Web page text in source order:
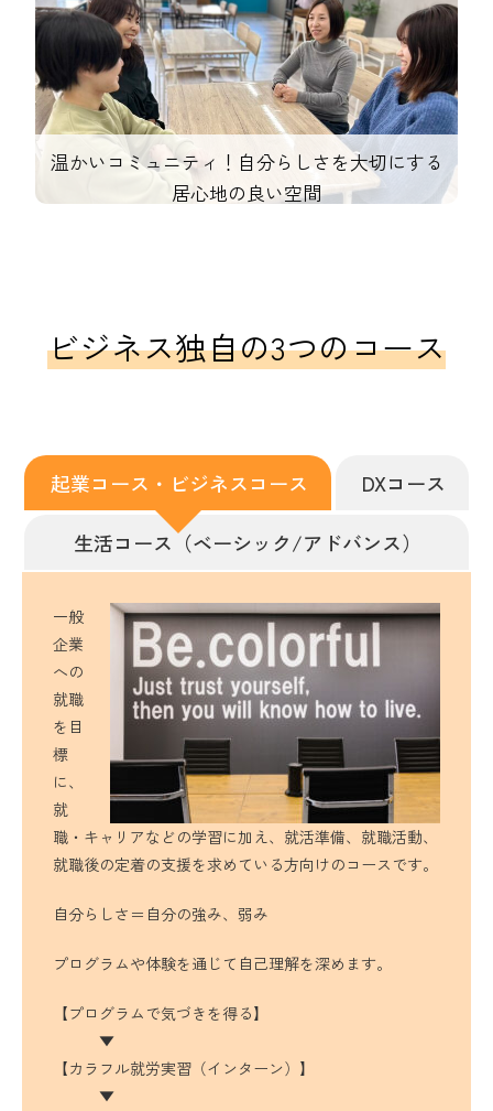
温かいコミュニティ！自分らしさを大切にする
居心地の良い空間
ビジネス独自の3つのコース
起業コース・ビジネスコース DXコース
生活コース（ベーシック/アドバンス）
一般
企業
への
就職
を目
標
に、
就
職・キャリアなどの学習に加え、就活準備、就職活動、
就職後の定着の支援を求めている方向けのコースです。
自分らしさ＝自分の強み、弱み
プログラムや体験を通じて自己理解を深めます。
【プログラムで気づきを得る】
▼
【カラフル就労実習（インターン）】
▼